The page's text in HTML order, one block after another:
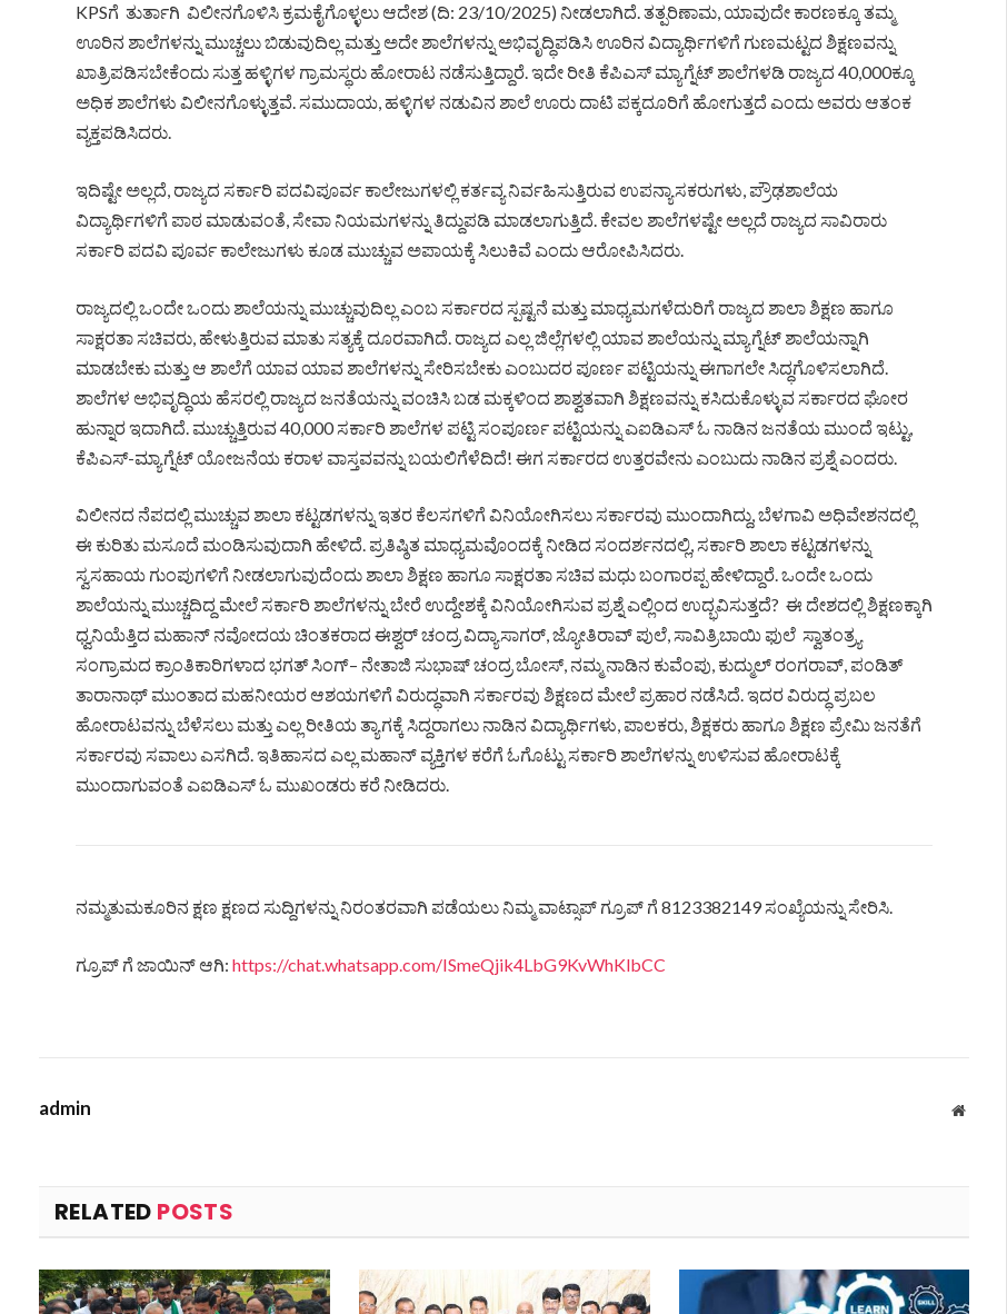
KPSಗೆ ತುರ್ತಾಗಿ ವಿಲೀನಗೊಳಿಸಿ ಕ್ರಮಕೈಗೊಳ್ಳಲು ಆದೇಶ (ದಿ: 23/10/2025) ನೀಡಲಾಗಿದೆ. ತತ್ಪರಿಣಾಮ, ಯಾವುದೇ ಕಾರಣಕ್ಕೂ ತಮ್ಮ
ಊರಿನ ಶಾಲೆಗಳನ್ನು ಮುಚ್ಚಲು ಬಿಡುವುದಿಲ್ಲ ಮತ್ತು ಅದೇ ಶಾಲೆಗಳನ್ನು ಅಭಿವೃದ್ಧಿಪಡಿಸಿ ಊರಿನ ವಿದ್ಯಾರ್ಥಿಗಳಿಗೆ ಗುಣಮಟ್ಟದ ಶಿಕ್ಷಣವನ್ನು
ಖಾತ್ರಿಪಡಿಸಬೇಕೆಂದು ಸುತ್ತ ಹಳ್ಳಿಗಳ ಗ್ರಾಮಸ್ಥರು ಹೋರಾಟ ನಡೆಸುತ್ತಿದ್ದಾರೆ. ಇದೇ ರೀತಿ ಕೆಪಿಎಸ್ ಮ್ಯಾಗ್ನೆಟ್ ಶಾಲೆಗಳಡಿ ರಾಜ್ಯದ 40,000ಕ್ಕೂ
ಅಧಿಕ ಶಾಲೆಗಳು ವಿಲೀನಗೊಳ್ಳುತ್ತವೆ. ಸಮುದಾಯ, ಹಳ್ಳಿಗಳ ನಡುವಿನ ಶಾಲೆ ಊರು ದಾಟಿ ಪಕ್ಕದೂರಿಗೆ ಹೋಗುತ್ತದೆ ಎಂದು ಅವರು ಆತಂಕ
ವ್ಯಕ್ತಪಡಿಸಿದರು.
ಇದಿಷ್ಟೇ ಅಲ್ಲದೆ, ರಾಜ್ಯದ ಸರ್ಕಾರಿ ಪದವಿಪೂರ್ವ ಕಾಲೇಜುಗಳಲ್ಲಿ ಕರ್ತವ್ಯ ನಿರ್ವಹಿಸುತ್ತಿರುವ ಉಪನ್ಯಾಸಕರುಗಳು, ಪ್ರೌಢಶಾಲೆಯ
ವಿದ್ಯಾರ್ಥಿಗಳಿಗೆ ಪಾಠ ಮಾಡುವಂತೆ, ಸೇವಾ ನಿಯಮಗಳನ್ನು ತಿದ್ದುಪಡಿ ಮಾಡಲಾಗುತ್ತಿದೆ. ಕೇವಲ ಶಾಲೆಗಳಷ್ಟೇ ಅಲ್ಲದೆ ರಾಜ್ಯದ ಸಾವಿರಾರು
ಸರ್ಕಾರಿ ಪದವಿ ಪೂರ್ವ ಕಾಲೇಜುಗಳು ಕೂಡ ಮುಚ್ಚುವ ಅಪಾಯಕ್ಕೆ ಸಿಲುಕಿವೆ ಎಂದು ಆರೋಪಿಸಿದರು.
ರಾಜ್ಯದಲ್ಲಿ ಒಂದೇ ಒಂದು ಶಾಲೆಯನ್ನು ಮುಚ್ಚುವುದಿಲ್ಲ ಎಂಬ ಸರ್ಕಾರದ ಸ್ಪಷ್ಟನೆ ಮತ್ತು ಮಾಧ್ಯಮಗಳೆದುರಿಗೆ ರಾಜ್ಯದ ಶಾಲಾ ಶಿಕ್ಷಣ ಹಾಗೂ
ಸಾಕ್ಷರತಾ ಸಚಿವರು, ಹೇಳುತ್ತಿರುವ ಮಾತು ಸತ್ಯಕ್ಕೆ ದೂರವಾಗಿದೆ. ರಾಜ್ಯದ ಎಲ್ಲ ಜಿಲ್ಲೆಗಳಲ್ಲಿ ಯಾವ ಶಾಲೆಯನ್ನು ಮ್ಯಾಗ್ನೆಟ್ ಶಾಲೆಯನ್ನಾಗಿ
ಮಾಡಬೇಕು ಮತ್ತು ಆ ಶಾಲೆಗೆ ಯಾವ ಯಾವ ಶಾಲೆಗಳನ್ನು ಸೇರಿಸಬೇಕು ಎಂಬುದರ ಪೂರ್ಣ ಪಟ್ಟಿಯನ್ನು ಈಗಾಗಲೇ ಸಿದ್ಧಗೊಳಿಸಲಾಗಿದೆ.
ಶಾಲೆಗಳ ಅಭಿವೃದ್ಧಿಯ ಹೆಸರಲ್ಲಿ ರಾಜ್ಯದ ಜನತೆಯನ್ನು ವಂಚಿಸಿ ಬಡ ಮಕ್ಕಳಿಂದ ಶಾಶ್ವತವಾಗಿ ಶಿಕ್ಷಣವನ್ನು ಕಸಿದುಕೊಳ್ಳುವ ಸರ್ಕಾರದ ಘೋರ
ಹುನ್ನಾರ ಇದಾಗಿದೆ. ಮುಚ್ಚುತ್ತಿರುವ 40,000 ಸರ್ಕಾರಿ ಶಾಲೆಗಳ ಪಟ್ಟಿ ಸಂಪೂರ್ಣ ಪಟ್ಟಿಯನ್ನು ಎಐಡಿಎಸ್‌ ಓ ನಾಡಿನ ಜನತೆಯ ಮುಂದೆ ಇಟ್ಟು,
ಕೆಪಿಎಸ್-ಮ್ಯಾಗ್ನೆಟ್ ಯೋಜನೆಯ ಕರಾಳ ವಾಸ್ತವವನ್ನು ಬಯಲಿಗೆಳೆದಿದೆ! ಈಗ ಸರ್ಕಾರದ ಉತ್ತರವೇನು ಎಂಬುದು ನಾಡಿನ ಪ್ರಶ್ನೆ ಎಂದರು.
ವಿಲೀನದ ನೆಪದಲ್ಲಿ ಮುಚ್ಚುವ ಶಾಲಾ ಕಟ್ಟಡಗಳನ್ನು ಇತರ ಕೆಲಸಗಳಿಗೆ ವಿನಿಯೋಗಿಸಲು ಸರ್ಕಾರವು ಮುಂದಾಗಿದ್ದು, ಬೆಳಗಾವಿ ಅಧಿವೇಶನದಲ್ಲಿ
ಈ ಕುರಿತು ಮಸೂದೆ ಮಂಡಿಸುವುದಾಗಿ ಹೇಳಿದೆ. ಪ್ರತಿಷ್ಠಿತ ಮಾಧ್ಯಮವೊಂದಕ್ಕೆ ನೀಡಿದ ಸಂದರ್ಶನದಲ್ಲಿ, ಸರ್ಕಾರಿ ಶಾಲಾ ಕಟ್ಟಡಗಳನ್ನು
ಸ್ವಸಹಾಯ ಗುಂಪುಗಳಿಗೆ ನೀಡಲಾಗುವುದೆಂದು ಶಾಲಾ ಶಿಕ್ಷಣ ಹಾಗೂ ಸಾಕ್ಷರತಾ ಸಚಿವ ಮಧು ಬಂಗಾರಪ್ಪ ಹೇಳಿದ್ದಾರೆ. ಒಂದೇ ಒಂದು
ಶಾಲೆಯನ್ನು ಮುಚ್ಚದಿದ್ದ ಮೇಲೆ ಸರ್ಕಾರಿ ಶಾಲೆಗಳನ್ನು ಬೇರೆ ಉದ್ದೇಶಕ್ಕೆ ವಿನಿಯೋಗಿಸುವ ಪ್ರಶ್ನೆ ಎಲ್ಲಿಂದ ಉದ್ಭವಿಸುತ್ತದೆ? ಈ ದೇಶದಲ್ಲಿ ಶಿಕ್ಷಣಕ್ಕಾಗಿ
ಧ್ವನಿಯೆತ್ತಿದ ಮಹಾನ್ ನವೋದಯ ಚಿಂತಕರಾದ ಈಶ್ವರ್ ಚಂದ್ರ ವಿದ್ಯಾಸಾಗರ್, ಜ್ಯೋತಿರಾವ್ ಪುಲೆ, ಸಾವಿತ್ರಿಬಾಯಿ ಫುಲೆ ಸ್ವಾತಂತ್ರ್ಯ
ಸಂಗ್ರಾಮದ ಕ್ರಾಂತಿಕಾರಿಗಳಾದ ಭಗತ್ ಸಿಂಗ್– ನೇತಾಜಿ ಸುಭಾಷ್ ಚಂದ್ರ ಬೋಸ್, ನಮ್ಮ ನಾಡಿನ ಕುವೆಂಪು, ಕುದ್ಮುಲ್ ರಂಗರಾವ್, ಪಂಡಿತ್
ತಾರಾನಾಥ್ ಮುಂತಾದ ಮಹನೀಯರ ಆಶಯಗಳಿಗೆ ವಿರುದ್ಧವಾಗಿ ಸರ್ಕಾರವು ಶಿಕ್ಷಣದ ಮೇಲೆ ಪ್ರಹಾರ ನಡೆಸಿದೆ. ಇದರ ವಿರುದ್ಧ ಪ್ರಬಲ
ಹೋರಾಟವನ್ನು ಬೆಳೆಸಲು ಮತ್ತು ಎಲ್ಲ ರೀತಿಯ ತ್ಯಾಗಕ್ಕೆ ಸಿದ್ದರಾಗಲು ನಾಡಿನ ವಿದ್ಯಾರ್ಥಿಗಳು, ಪಾಲಕರು, ಶಿಕ್ಷಕರು ಹಾಗೂ ಶಿಕ್ಷಣ ಪ್ರೇಮಿ ಜನತೆಗೆ
ಸರ್ಕಾರವು ಸವಾಲು ಎಸಗಿದೆ. ಇತಿಹಾಸದ ಎಲ್ಲ ಮಹಾನ್ ವ್ಯಕ್ತಿಗಳ ಕರೆಗೆ ಓಗೊಟ್ಟು ಸರ್ಕಾರಿ ಶಾಲೆಗಳನ್ನು ಉಳಿಸುವ ಹೋರಾಟಕ್ಕೆ
ಮುಂದಾಗುವಂತೆ ಎಐಡಿಎಸ್ ಓ ಮುಖಂಡರು ಕರೆ ನೀಡಿದರು.
ನಮ್ಮತುಮಕೂರಿನ ಕ್ಷಣ ಕ್ಷಣದ ಸುದ್ದಿಗಳನ್ನು ನಿರಂತರವಾಗಿ ಪಡೆಯಲು ನಿಮ್ಮ ವಾಟ್ಸಾಪ್ ಗ್ರೂಪ್ ಗೆ 8123382149 ಸಂಖ್ಯೆಯನ್ನು ಸೇರಿಸಿ.
ಗ್ರೂಪ್ ಗೆ ಜಾಯಿನ್ ಆಗಿ: https://chat.whatsapp.com/ISmeQjik4LbG9KvWhKlbCC
admin Website
RELATED POSTS